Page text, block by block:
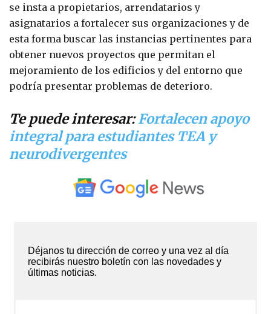
se insta a propietarios, arrendatarios y
asignatarios a fortalecer sus organizaciones y de
esta forma buscar las instancias pertinentes para
obtener nuevos proyectos que permitan el
mejoramiento de los edificios y del entorno que
podría presentar problemas de deterioro.
Te puede interesar:Fortalecen apoyo
integral para estudiantes TEA y
neurodivergentes